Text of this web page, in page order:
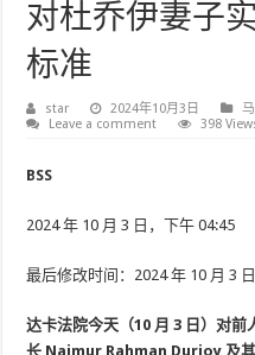
对杜乔伊妻子
标准
star 2024年10月3日
Leave a comment
398
BSS
2024 年 10 月 3 日，下午 04:45
最后修改时间：2024 年 10 月 3
达卡法院今天（10 月 3 日）对
长 Naimur Ra​​hman Durjoy 及